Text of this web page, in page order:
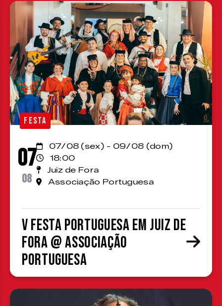
FESTA
07
08
07/08 (sex) - 09/08 (dom)
18:00
Juiz de Fora
Associação Portuguesa
V Festa Portuguesa em Juiz de
Fora @ Associação
Portuguesa